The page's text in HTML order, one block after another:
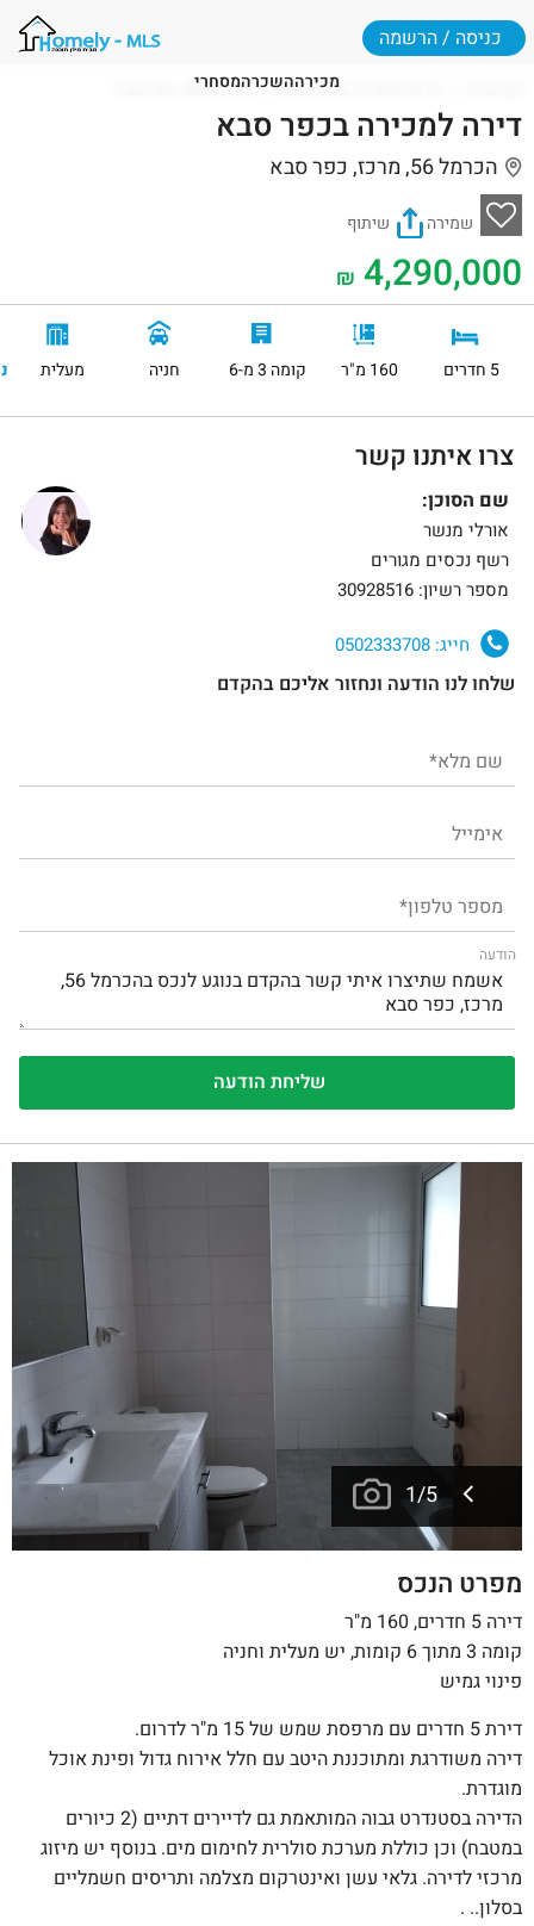
מכירההשכרהמסחרי
כניסה / הרשמה
דירות למכירה בכפר סבא הכרמל 56, כפר סבא
דירה למכירה בכפר סבא
הכרמל 56, מרכז, כפר סבא
שמירה שיתוף
4,290,000
₪
5 חדרים 160 מ"ר קומה 3 מ-6 חניה מעלית
צרו איתנו קשר
שם הסוכן:
אורלי מנשר
רשף נכסים מגורים
מספר רשיון: 30928516
חייג:
שלחו לנו הודעה ונחזור אליכם בהקדם
הודעה
1/5
מפרט הנכס
דירה 5 חדרים, 160 מ"ר
קומה 3 מתוך 6 קומות, יש מעלית וחניה
פינוי גמיש
דירת 5 חדרים עם מרפסת שמש של 15 מ"ר לדרום.
דירה משודרגת ומתוכננת היטב עם חלל אירוח גדול ופינת אוכל
מוגדרת.
הדירה בסטנדרט גבוה המותאמת גם לדיירים דתיים (2 כיורים
במטבח) וכן כוללת מערכת סולרית לחימום מים. בנוסף יש מיזוג
מרכזי לדירה. גלאי עשן ואינטרקום מצלמה ותריסים חשמליים
בסלון.. .